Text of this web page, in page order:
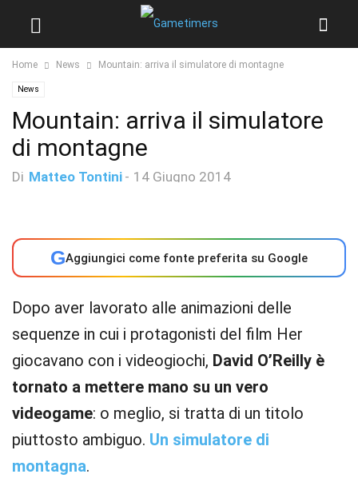
Home News Mountain: arriva il simulatore di montagne
News
Mountain: arriva il simulatore
di montagne
Di Matteo Tontini - 14 Giugno 2014
GAggiungici come fonte preferita su Google
Dopo aver lavorato alle animazioni delle
sequenze in cui i protagonisti del film Her
giocavano con i videogiochi, David O’Reilly è
tornato a mettere mano su un vero
videogame: o meglio, si tratta di un titolo
piuttosto ambiguo. Un simulatore di
montagna.